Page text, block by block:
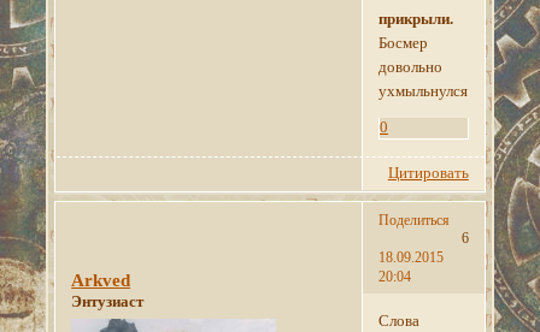
прикрыли.
Босмер
довольно
ухмыльнулся.
0
Цитировать
Поделиться
6
18.09.2015
20:04
Arkved
Энтузиаст
Слова